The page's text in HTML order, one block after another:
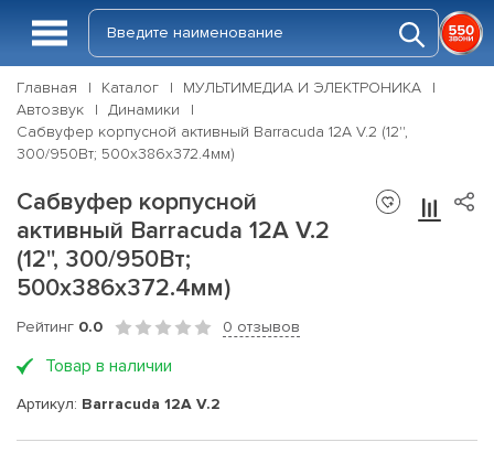
Главная Каталог
МУЛЬТИМЕДИА И ЭЛЕКТРОНИКА
Автозвук
Динамики
Сабвуфер корпусной активный Barracuda 12A V.2 (12'',
300/950Вт; 500x386x372.4мм)
Сабвуфер корпусной
активный Barracuda 12A V.2
(12'', 300/950Вт;
500x386x372.4мм)
Рейтинг 0.0 0 отзывов
Товар в наличии
Артикул: Barracuda 12A V.2